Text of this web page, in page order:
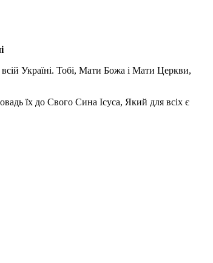
Україні. Тобі, Мати Божа і Мати Церкви,
їх до Свого Сина Ісуса, Який для всіх є